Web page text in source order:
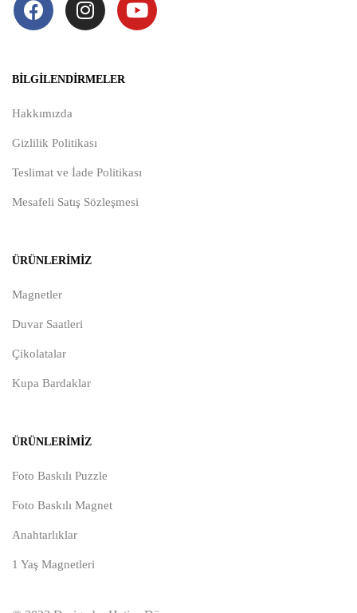
BILGILENDIRMELER
Hakkımızda
Gizlilik Politikası
Teslimat ve İade Politikası
Mesafeli Satış Sözleşmesi
ÜRÜNLERIMIZ
Magnetler
Duvar Saatleri
Çikolatalar
Kupa Bardaklar
ÜRÜNLERIMIZ
Foto Baskılı Puzzle
Foto Baskılı Magnet
Anahtarlıklar
1 Yaş Magnetleri